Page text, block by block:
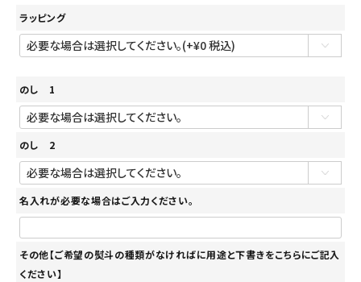
ラッピング
のし 1
のし 2
名入れが必要な場合はご入力ください。
その他【ご希望の熨斗の種類がなければに用途と下書きをこちらにご記入
ください】